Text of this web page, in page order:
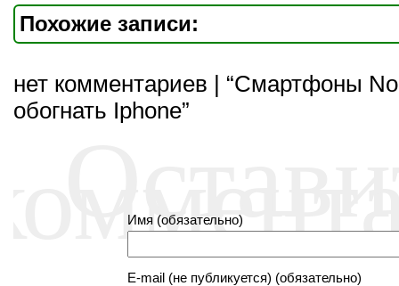
Похожие записи:
нет комментариев | “Смартфоны
обогнать Iphone”
Имя (обязательно)
E-mail (не публикуется) (обязательно)